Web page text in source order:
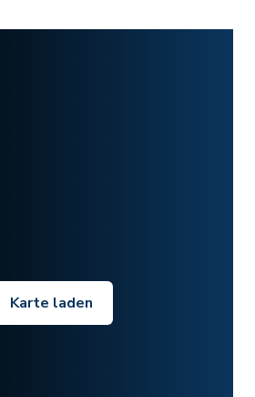
Karte laden